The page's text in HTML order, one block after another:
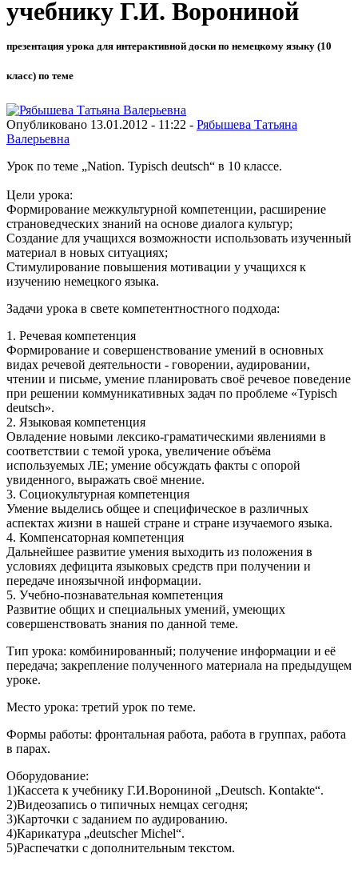
учебнику Г.И. Ворониной
презентация урока для интерактивной доски по немецкому языку (10
класс) по теме
Опубликовано 13.01.2012 - 11:22 - Рябышева Татьяна
Валерьевна
Урок по теме „Nation. Typisch deutsch“ в 10 классе.
Цели урока:
Формирование межкультурной компетенции, расширение
страноведческих знаний на основе диалога культур;
Создание для учащихся возможности использовать изученный
материал в новых ситуациях;
Стимулирование повышения мотивации у учащихся к
изучению немецкого языка.
Задачи урока в свете компетентностного подхода:
1. Речевая компетенция
Формирование и совершенствование умений в основных
видах речевой деятельности - говорении, аудировании,
чтении и письме, умение планировать своё речевое поведение
при решении коммуникативных задач по проблеме «Typisch
deutsch».
2. Языковая компетенция
Овладение новыми лексико-граматическими явлениями в
соответствии с темой урока, увеличение объёма
используемых ЛЕ; умение обсуждать факты с опорой
увиденного, выражать своё мнение.
3. Социокультурная компетенция
Умение выделись общее и специфическое в различных
аспектах жизни в нашей стране и стране изучаемого языка.
4. Компенсаторная компетенция
Дальнейшее развитие умения выходить из положения в
условиях дефицита языковых средств при получении и
передаче иноязычной информации.
5. Учебно-познавательная компетенция
Развитие общих и специальных умений, умеющих
совершенствовать знания по данной теме.
Тип урока: комбинированный; получение информации и её
передача; закрепление полученного материала на предыдущем
уроке.
Место урока: третий урок по теме.
Формы работы: фронтальная работа, работа в группах, работа
в парах.
Оборудование:
1)Кассета к учебнику Г.И.Ворониной „Deutsch. Kontakte“.
2)Видеозапись о типичных немцах сегодня;
3)Карточки с заданием по аудированию.
4)Карикатура „deutscher Michel“.
5)Распечатки с дополнительным текстом.